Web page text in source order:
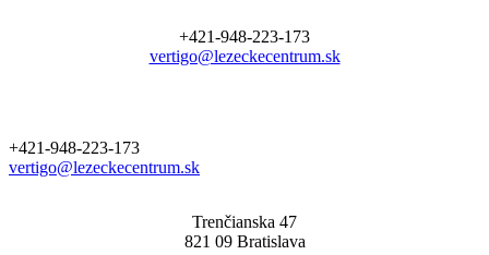
+421-948-223-173
vertigo@lezeckecentrum.sk
+421-948-223-173
vertigo@lezeckecentrum.sk
Trenčianska 47
821 09 Bratislava